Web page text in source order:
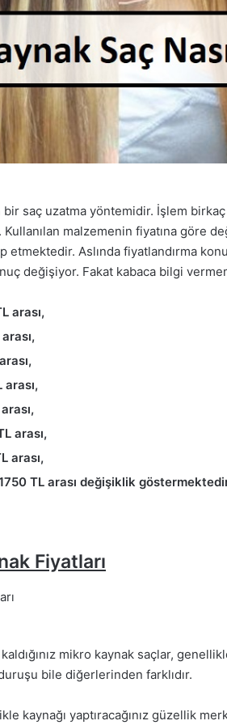
bir saç uzatma yöntemidir. İşlem
malzemenin fiyatına göre
etmektedir. Aslında fiyatlandırma
değişiyor. Fakat kabaca bilgi
arası,
arası,
arası,
TL arası değişiklik
Fiyatları
mikro kaynak saçlar,
bile diğerlerinden farklıdır.
kaynağı yaptıracağınız güzellik